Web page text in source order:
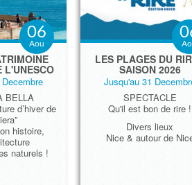
06
Aou
L'UNESCO
BELLA
d’hiver de
histoire,
naturels !
LES PLAGES DU
SAISON 2026
Jusqu'au 31
SPECTACLE
Qu'il est bon de rire !
Divers lieux
Nice & autour de